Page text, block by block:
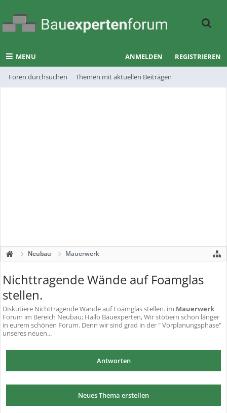
MENU
Foren durchsuchen Themen mit aktuellen Beiträgen
ANMELDEN REGISTRIEREN
Neubau Mauerwerk
Nichttragende Wände auf Foamglas
stellen.
Diskutiere Nichttragende Wände auf Foamglas stellen. im Mauerwerk
Forum im Bereich Neubau; Hallo Bauexperten, Wir stöbern schon länger
in eurem schönen Forum. Denn wir sind grad in der " Vorplanungsphase"
unseres neuen...
Antworten
Neues Thema erstellen